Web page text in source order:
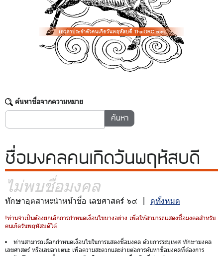
ค้นหาชื่อจากความหมาย
ชื่อมงคลคนเกิดวันพฤหัสบดี
ไม่พบชื่อมงคล
ทักษาอุตสาหะนำหน้าชื่อ เลขศาสตร์ ๖๔ | ดูทั้งหมด
!ท่านจำเป็นต้องยกเลิกการกำหนดเงื่อนไขบางอย่าง เพื่อให้สามารถแสดงชื่อมงคลสำหรับ
คนเกิดวันพฤหัสบดีได้
ท่านสามารถเลือกกำหนดเงื่อนไขในการแสดงชื่อมงคล ด้วยการระบุเพศ ทักษามงคล
เลขศาสตร์ หรือเลขอายตนะ เพื่อความสะดวกและง่ายต่อการค้นหาชื่อมงคลที่ต้องการ